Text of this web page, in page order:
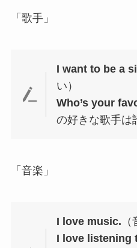
「歌手」
I want to be a
い）
Who’s your
の好きな歌手は
「音楽」
I love music.
I love listening